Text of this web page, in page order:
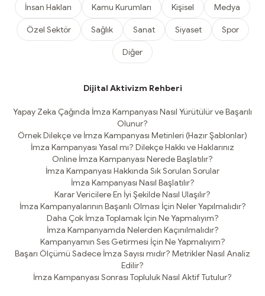
İnsan Hakları Kamu Kurumları Kişisel Medya
Özel Sektör Sağlık Sanat Siyaset Spor
Diğer
Dijital Aktivizm Rehberi
Yapay Zeka Çağında İmza Kampanyası Nasıl Yürütülür ve Başarılı
Olunur?
Örnek Dilekçe ve İmza Kampanyası Metinleri (Hazır Şablonlar)
İmza Kampanyası Yasal mı? Dilekçe Hakkı ve Haklarınız
Online İmza Kampanyası Nerede Başlatılır?
İmza Kampanyası Hakkında Sık Sorulan Sorular
İmza Kampanyası Nasıl Başlatılır?
Karar Vericilere En İyi Şekilde Nasıl Ulaşılır?
İmza Kampanyalarının Başarılı Olması İçin Neler Yapılmalıdır?
Daha Çok İmza Toplamak İçin Ne Yapmalıyım?
İmza Kampanyamda Nelerden Kaçınılmalıdır?
Kampanyamın Ses Getirmesi İçin Ne Yapmalıyım?
Başarı Ölçümü Sadece İmza Sayısı mıdır? Metrikler Nasıl Analiz
Edilir?
İmza Kampanyası Sonrası Topluluk Nasıl Aktif Tutulur?